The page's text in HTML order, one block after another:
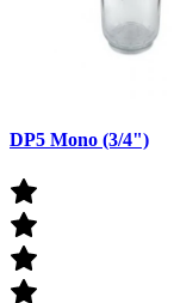
DP5 Mono (3/4")